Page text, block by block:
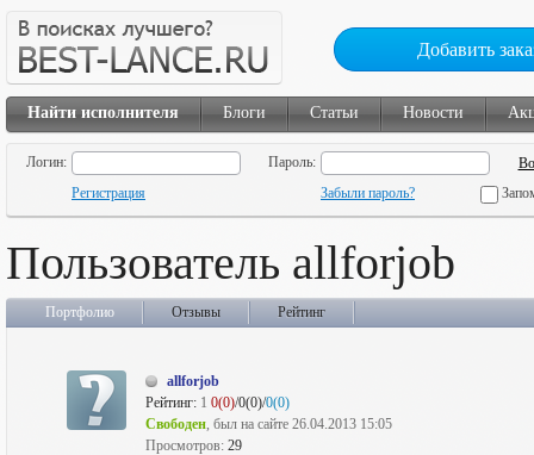
Добавить
Найти исполнителя Блоги Статьи Новости
Логин:
Пароль:
Регистрация
Забыли пароль?
Пользователь allforjob
Портфолио Отзывы Рейтинг
allforjob
Рейтинг: 1 0(0)/0(0)/0(0)
Свободен, был на сайте 26.04.2013 15:05
Просмотров: 29